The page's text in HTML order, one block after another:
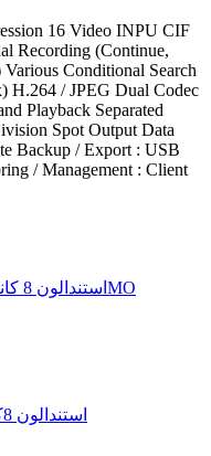
16 Video INPU CIF
Recording (Continue,
Conditional Search
H.264 / JPEG Dual Codec
Playback Separated
Spot Output Data
Backup / Export : USB
/ Management : Client